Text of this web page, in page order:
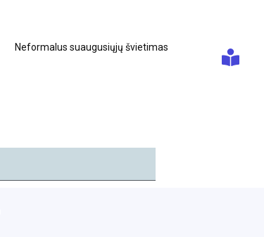
Neformalus suaugusiųjų švietimas